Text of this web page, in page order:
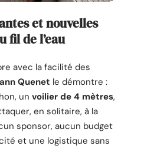
et nouvelles
fil de l’eau
avec la facilité des
Quenet le démontre :
un voilier de 4 mètres,
en solitaire, à la
sponsor, aucun budget
et une logistique sans